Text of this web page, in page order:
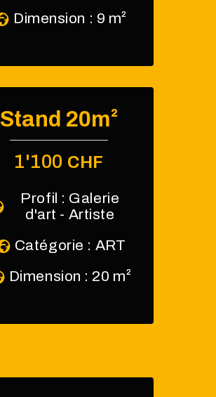
Dimension : 9 m²
Stand 20m²
1'100 CHF
Profil : Galerie
d'art - Artiste
Catégorie : ART
Dimension : 20 m²